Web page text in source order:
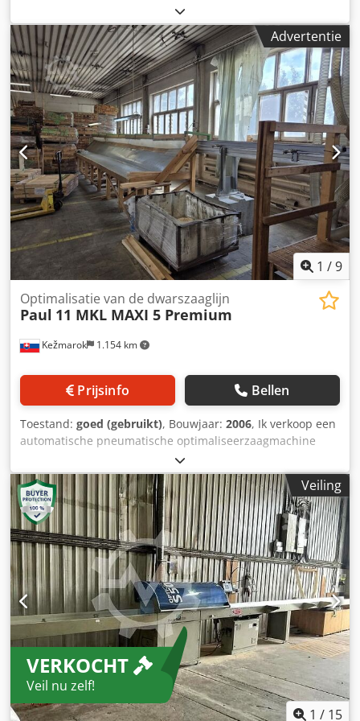
volledige optimalisatie - snijden tot aan de lijn -
breedtemaat - aluminium snijden mogelijk TECHNISCHE
PARAMETERS: - max. snijlengte 4000 mm - min. stuk 200
mm - max. snijhoogte 100 mm Dcsdpoh Hfknefx Afnok -
max. snijbreedte 260 mm - bladdiameter 500 mm -
motorvermogen 9 kW - voedingssnelheid max. 160 m/min -
versnelling 2 m/s2 - optimalisatie van lengte en waarde -
pneumatische materiaaldruk - drie uitwerpers - tabellen
verwijderen - rondtafel - totale lengte 2000 cm Transport
afmetingen: - lengte 1300 cm - breedte 245 cm - hoogte
220 cm - gewicht 3500 kg
Advertentie
1 /9
Kežmarok 1.154 km
Optimalisatie van de dwarszaaglijn
Paul 11 MKL MAXI 5 Premium
Prijsinfo Bellen
Toestand: goed (gebruikt), Bouwjaar: 2006, Ik verkoop een
automatische pneumatische optimaliseerzaagmachine
PAUL 11 MKL MAXI 5 Premium, bouwjaar 2006. Invoertafel
automatisch (doorloopsysteem) Uitvoertafel automatisch 6
stuks uitwerpers op de linker uitvoertafel. Optimalisatie
met automatische foutdetectie en automatische
snijprogramma’s. Direct beschikbaar. Dcjdpfezraaxjx Afnjk
CE-uitvoering. Documentatie inbegrepen.
Veiling
VERKOCHT
Veil nu zelf!
1 / 15